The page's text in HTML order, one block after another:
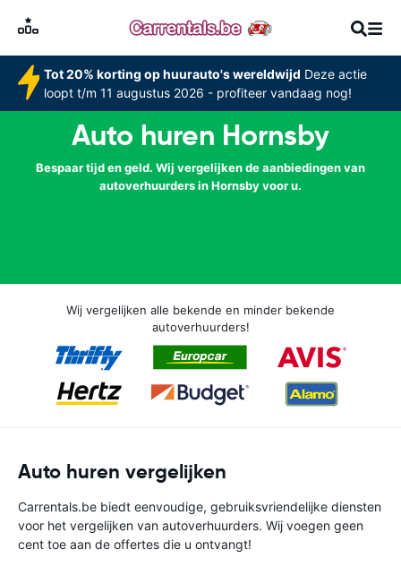
Tot 20% korting op huurauto's wereldwijd Deze actie
loopt t/m 11 augustus 2026 - profiteer vandaag nog!
Auto huren Hornsby
Bespaar tijd en geld. Wij vergelijken de aanbiedingen van
autoverhuurders in Hornsby voor u.
Wij vergelijken alle bekende en minder bekende
autoverhuurders!
Auto huren vergelijken
Carrentals.be biedt eenvoudige, gebruiksvriendelijke diensten
voor het vergelijken van autoverhuurders. Wij voegen geen
cent toe aan de offertes die u ontvangt!